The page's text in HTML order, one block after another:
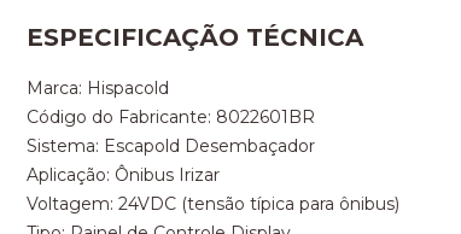
ESPECIFICAÇÃO TÉCNICA
Marca: Hispacold
Código do Fabricante: 8022601BR
Sistema: Escapold Desembaçador
Aplicação: Ônibus Irizar
Voltagem: 24VDC (tensão típica para ônibus)